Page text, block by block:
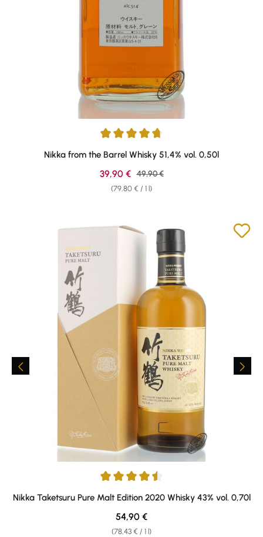
Average rating of 4.83 out of 5 stars
Nikka from the Barrel Whisky 51,4% vol. 0,50l
(79,80 € / 1 l)
Sale price:
39,90 € Regular price:
49,90 €
Average rating of 4.43 out of 5 stars
Nikka Taketsuru Pure Malt Edition 2020 Whisky 43% vol. 0,70l
(78,43 € / 1 l)
Regular price:
54,90 €